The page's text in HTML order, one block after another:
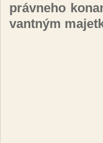
práv­ne­ho
van­tným